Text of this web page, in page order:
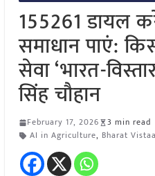
155261 डायल
समाधान पाएं:
सेवा ‘भारत-
सिंह चौहान
February 17, 2026
3 min read
AI in Agriculture, Bharat